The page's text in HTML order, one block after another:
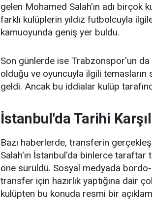
gelen Mohamed Salah'ın adı birçok
farklı kulüplerin yıldız futbolcuyla
kamuoyunda geniş yer buldu.
Son günlerde ise Trabzonspor'un
olduğu ve oyuncuyla ilgili temasların
geldi. Ancak bu iddialar kulüp
İstanbul'da Tarihi
Bazı haberlerde, transferin
Salah'ın İstanbul'da binlerce taraftar
öne sürüldü. Sosyal medyada
transfer için hazırlık yaptığına dair
kulüpten bu konuda resmi bir